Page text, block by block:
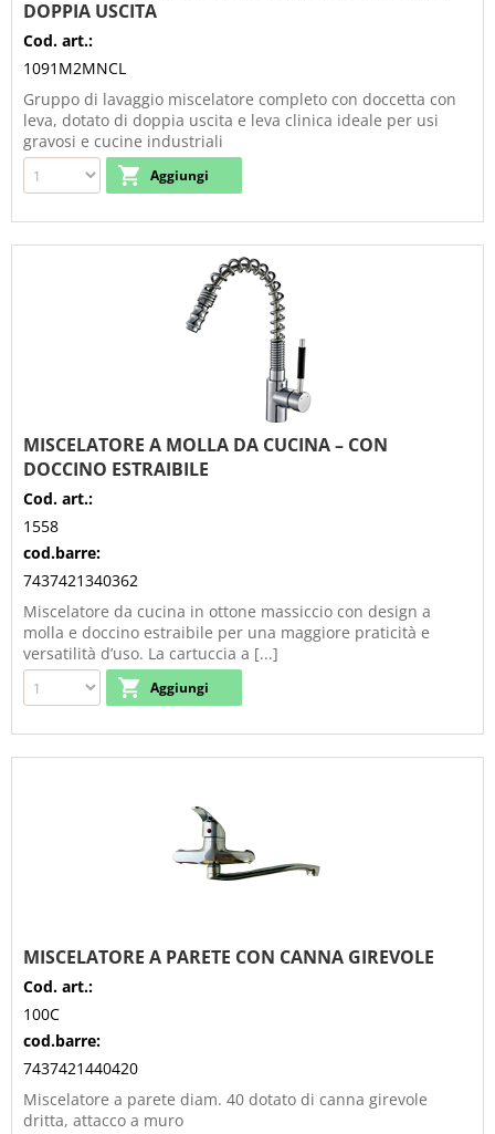
DOPPIA USCITA
Cod. art.:
1091M2MNCL
Gruppo di lavaggio miscelatore completo con doccetta con
leva, dotato di doppia uscita e leva clinica ideale per usi
gravosi e cucine industriali
MISCELATORE A MOLLA DA CUCINA – CON
DOCCINO ESTRAIBILE
Cod. art.:
1558
cod.barre:
7437421340362
Miscelatore da cucina in ottone massiccio con design a
molla e doccino estraibile per una maggiore praticità e
versatilità d’uso. La cartuccia a [...]
MISCELATORE A PARETE CON CANNA GIREVOLE
Cod. art.:
100C
cod.barre:
7437421440420
Miscelatore a parete diam. 40 dotato di canna girevole
dritta, attacco a muro